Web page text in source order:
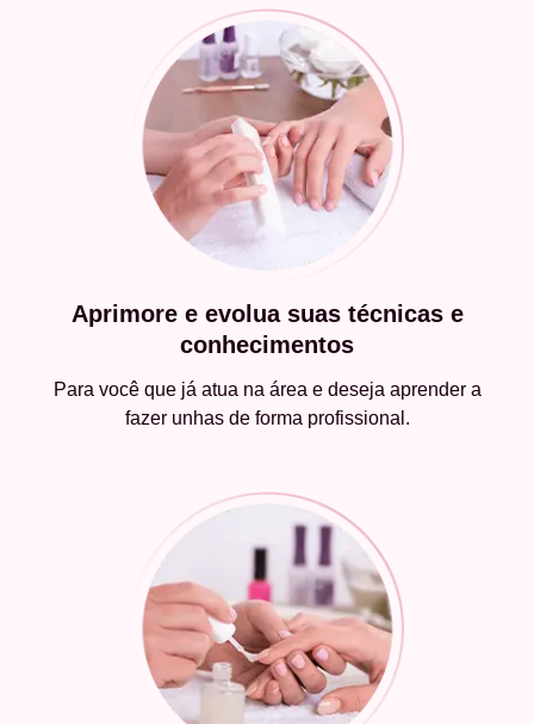
Aprimore e evolua suas técnicas e
conhecimentos
Para você que já atua na área e deseja aprender a
fazer unhas de forma profissional.